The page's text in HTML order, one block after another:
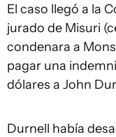
El caso llegó a la
jurado de Misuri
condenara a
pagar una
dólares a John
Durnell había